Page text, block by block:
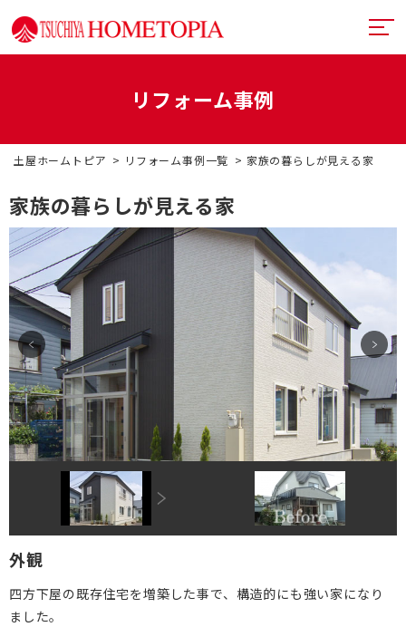
技術力
デザイン
満足度向上
リフォームの流れ
戸建てリフォーム
マンションリフォーム
札幌フルリノベーション
中古リノベーション
DI窓
OKUリノベーション
古民家／町家
太陽光発電システム
エクステリアリフォーム
非住宅リノベーション
超断熱・超換気
お近くのショールーム
イベント情報
リフォーム事例
プランナー一覧
ご相談・資料請求はこちら
0120-093-033
お見積り・お問合わせ
資料請求
新着情報
リフォーム事例
土屋ホームトピア リフォーム事例一覧 家族の暮らしが見える家
家族の暮らしが見える家
外観
四方下屋の既存住宅を増築した事で、構造的にも強い家になり
ました。